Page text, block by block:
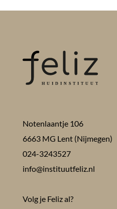
Notenlaantje 106
6663 MG Lent (Nijmegen)
024-3243527
info@instituutfeliz.nl
Volg je Feliz al?